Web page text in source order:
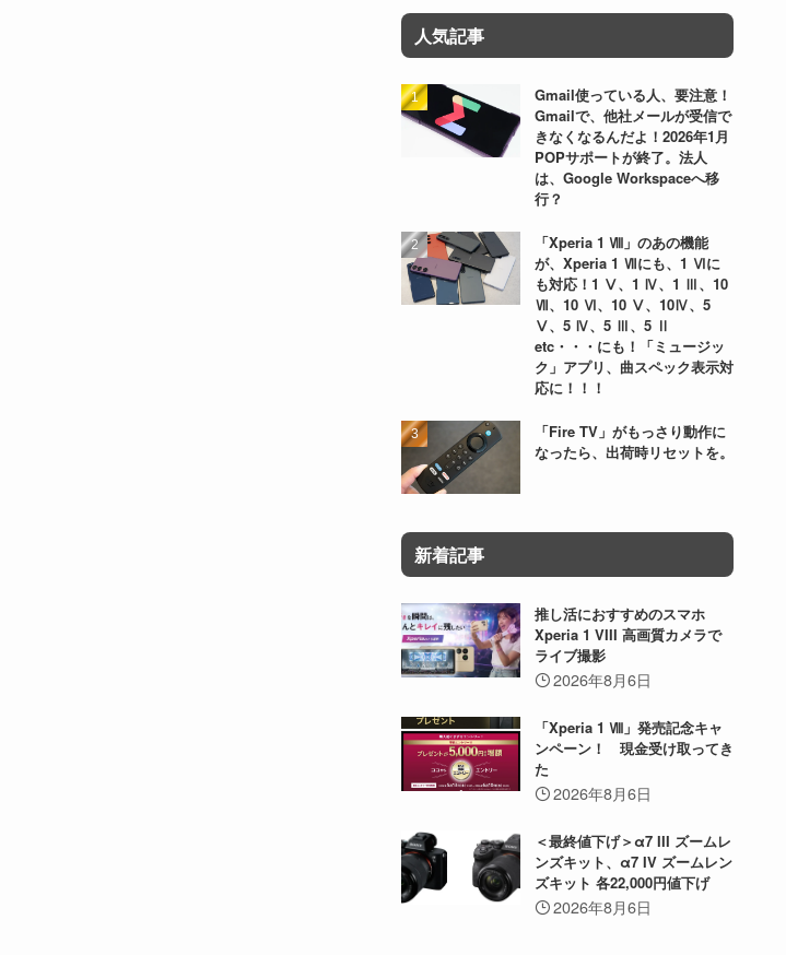
人気記事
Gmail使っている人、要注意！
Gmailで、他社メールが受信で
きなくなるんだよ！2026年1月
POPサポートが終了。法人
は、Google Workspaceへ移
行？
「Xperia 1 Ⅷ」のあの機能
が、Xperia 1 Ⅶにも、1 Ⅵに
も対応！1 Ⅴ、1 Ⅳ、1 Ⅲ、10
Ⅶ、10 Ⅵ、10 Ⅴ、10Ⅳ、5
Ⅴ、5 Ⅳ、5 Ⅲ、5 Ⅱ
etc・・・にも！「ミュージッ
ク」アプリ、曲スペック表示対
応に！！！
「Fire TV」がもっさり動作に
なったら、出荷時リセットを。
新着記事
推し活におすすめのスマホ
Xperia 1 VIII 高画質カメラで
ライブ撮影
2026年8月6日
「Xperia 1 Ⅷ」発売記念キャ
ンペーン！ 現金受け取ってき
た
2026年8月6日
＜最終値下げ＞α7 III ズームレ
ンズキット、α7 IV ズームレン
ズキット 各22,000円値下げ
2026年8月6日